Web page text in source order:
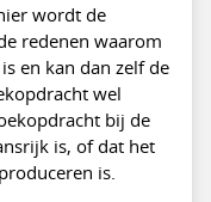
wordt de
redenen waarom
en kan dan zelf de
wel
bij de
is, of dat het
is.